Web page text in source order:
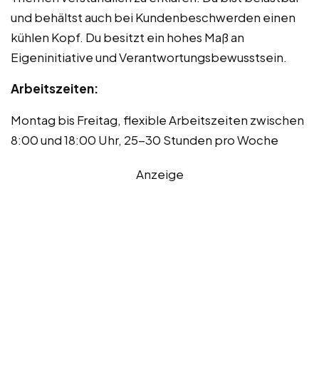
und behältst auch bei Kundenbeschwerden einen
kühlen Kopf. Du besitzt ein hohes Maß an
Eigeninitiative und Verantwortungsbewusstsein.
Arbeitszeiten:
Montag bis Freitag, flexible Arbeitszeiten zwischen
8:00 und 18:00 Uhr, 25-30 Stunden pro Woche
Anzeige